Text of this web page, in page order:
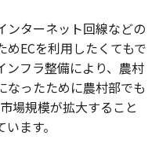
ンターネット回線などの
ECを利用したくてもで
ンフラ整備により、農村
なったために農村部でも
場規模が拡大すること
ます。